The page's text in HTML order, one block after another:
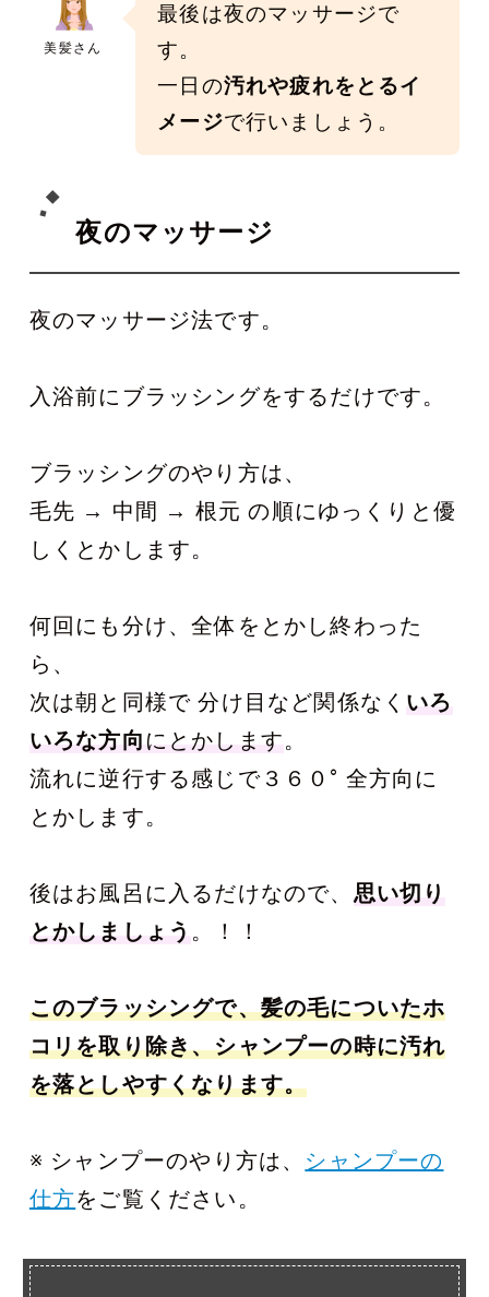
美髪さん
最後は夜のマッサージで
す。
一日の汚れや疲れをとるイ
メージで行いましょう。
夜のマッサージ
夜のマッサージ法です。
入浴前にブラッシングをするだけです。
ブラッシングのやり方は、
毛先 → 中間 → 根元 の順にゆっくりと優
しくとかします。
何回にも分け、全体をとかし終わった
ら、
次は朝と同様で 分け目など関係なく いろ
いろな方向 にとかします。
流れに逆行する感じで３６０° 全方向に
とかします。
後はお風呂に入るだけなので、 思い切り
とかしましょう 。！！
このブラッシングで、髪の毛についたホ
コリを取り除き、シャンプーの時に汚れ
を落としやすくなります。
※ シャンプーのやり方は、 シャンプーの
仕方をご覧ください。